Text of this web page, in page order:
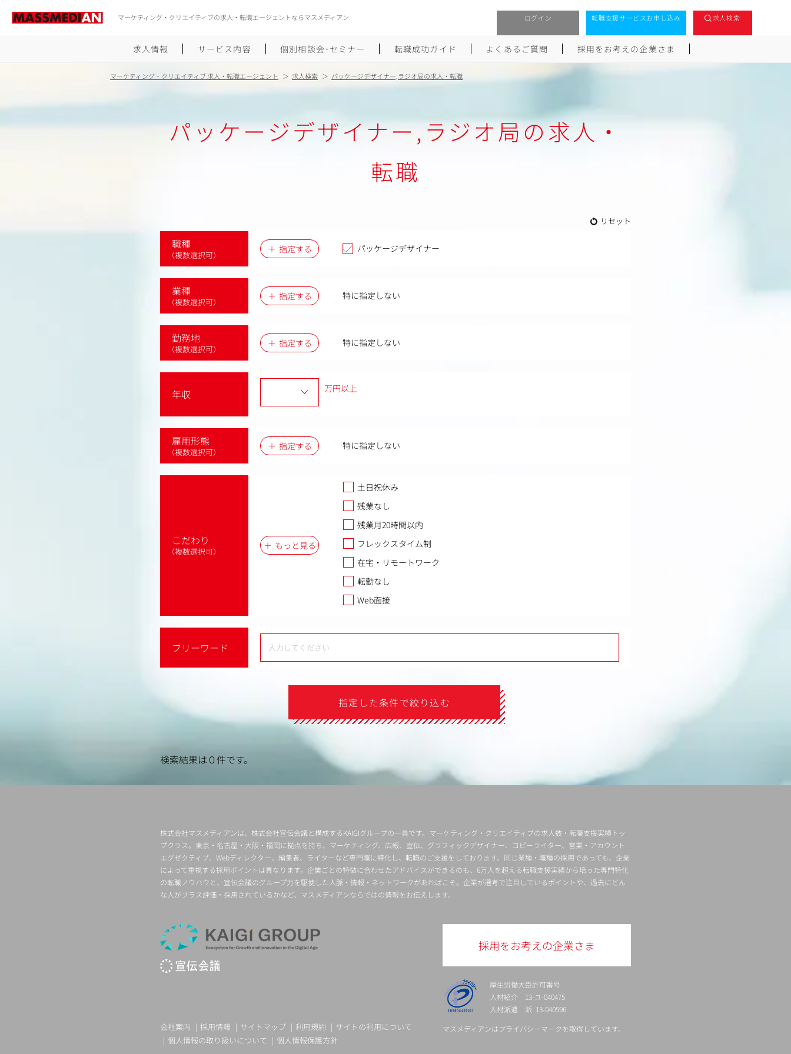
マーケティング・クリエイティブの求人・転職エージェントならマスメディアン ログイン 転職支援サービスお申し込み 求人検索
求人情報 サービス内容 個別相談会･セミナー 転職成功ガイド
履歴書のつくり方
ポートフォリオのつくり方
大手広告会社への転職
しゅふクリ･ママクリ転職
よくあるご質問 採用をお考えの企業さま
マーケティング・クリエイティブ 求人・転職エージェント 求人検索 パッケージデザイナー,ラジオ局の求人・転職
パッケージデザイナー,ラジオ局の求人・
転職
リセット
職種
（複数選択可）
指定する パッケージデザイナー
業種
（複数選択可）
指定する 特に指定しない
勤務地
（複数選択可）
指定する 特に指定しない
年収 万円以上
雇用形態
（複数選択可）
指定する 特に指定しない
こだわり
（複数選択可）
もっと見る
土日祝休み
残業なし
残業月20時間以内
フレックスタイム制
在宅・リモートワーク
転勤なし
Web面接
フリーワード
指定した条件で絞り込む
検索結果は０件です。
株式会社マスメディアンは、株式会社宣伝会議と構成するKAIGIグループの一員です。マーケティング・クリエイティブの求人数・転職支援実績トッ
プクラス。東京・名古屋・大阪・福岡に拠点を持ち、マーケティング、広報、宣伝、グラフィックデザイナー、コピーライター、営業・アカウント
エグゼクティブ、Webディレクター、編集者、ライターなど専門職に特化し、転職のご支援をしております。同じ業種・職種の採用であっても、企業
によって重視する採用ポイントは異なります。企業ごとの特徴に合わせたアドバイスができるのも、6万人を超える転職支援実績から培った専門特化
の転職ノウハウと、宣伝会議のグループ力を駆使した人脈・情報・ネットワークがあればこそ。企業が選考で注目しているポイントや、過去にどん
な人がプラス評価・採用されているかなど、マスメディアンならではの情報をお伝えします。
採用をお考えの企業さま
厚生労働大臣許可番号
人材紹介 13-ユ-040475
人材派遣 派 13-040596
マスメディアンはプライバシーマークを取得しています。
会社案内 採用情報 サイトマップ 利用規約
サイトの利用について
個人情報の取り扱いについて
個人情報保護方針